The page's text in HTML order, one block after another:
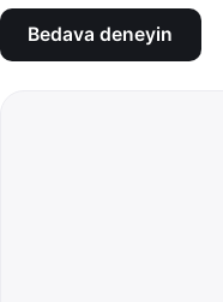
Bedava deneyin